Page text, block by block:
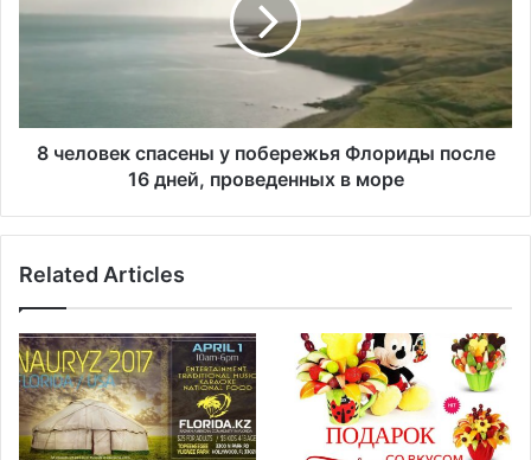
з
л
а
т
е
а
в
с
ы
о
б
е
р
е
8 человек спасены у побережья Флориды после
16 дней, проведенных в море
Related Articles